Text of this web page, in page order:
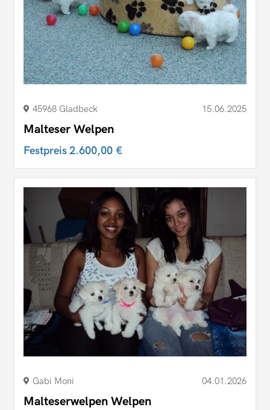
45968 Gladbeck 15.06.2025
Malteser Welpen
Festpreis2.600,00 €
Gabi Moni 04.01.2026
Malteserwelpen Welpen